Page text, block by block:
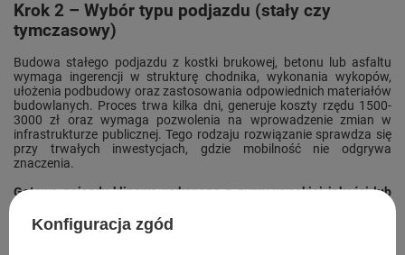
Krok 2 – Wybór typu podjazdu (stały czy
tymczasowy)
Budowa stałego podjazdu z kostki brukowej, betonu lub asfaltu
wymaga ingerencji w strukturę chodnika, wykonania wykopów,
ułożenia podbudowy oraz zastosowania odpowiednich materiałów
budowlanych. Proces trwa kilka dni, generuje koszty rzędu 1500-
3000 zł oraz wymaga pozwolenia na wprowadzenie zmian w
infrastrukturze publicznej. Tego rodzaju rozwiązanie sprawdza się
przy trwałych inwestycjach, gdzie mobilność nie odgrywa
znaczenia.
Gotowenajazdy klinowewykonane z gumy wysokiej jakości lub
specjalistycznych narzędzi oraz konieczności wykopów.
zakupu waha się między 200-400 zł, eliminując wydatki związane z
Konfiguracja zgód